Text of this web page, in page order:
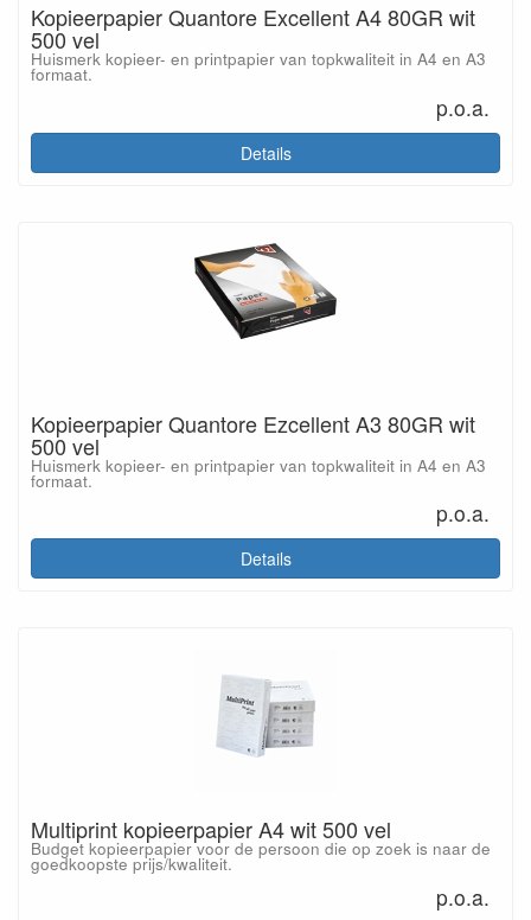
Kopieerpapier Quantore Excellent A4 80GR wit
500 vel
Huismerk kopieer- en printpapier van topkwaliteit in A4 en A3
formaat.
p.o.a.
Details
Kopieerpapier Quantore Ezcellent A3 80GR wit
500 vel
Huismerk kopieer- en printpapier van topkwaliteit in A4 en A3
formaat.
p.o.a.
Details
Multiprint kopieerpapier A4 wit 500 vel
Budget kopieerpapier voor de persoon die op zoek is naar de
goedkoopste prijs/kwaliteit.
p.o.a.